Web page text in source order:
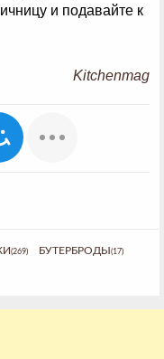
и подавайте к
Kitchenmag
(269) БУТЕРБРОДЫ (17)